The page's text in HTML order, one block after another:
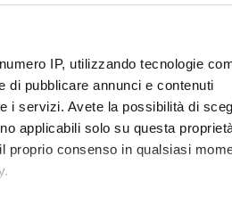
IP, utilizzando tecnologie
di pubblicare annunci e contenuti
i servizi. Avete la possibilità di
applicabili solo su questa
proprio consenso in qualsiasi
d'Ateneo per la Ricerca